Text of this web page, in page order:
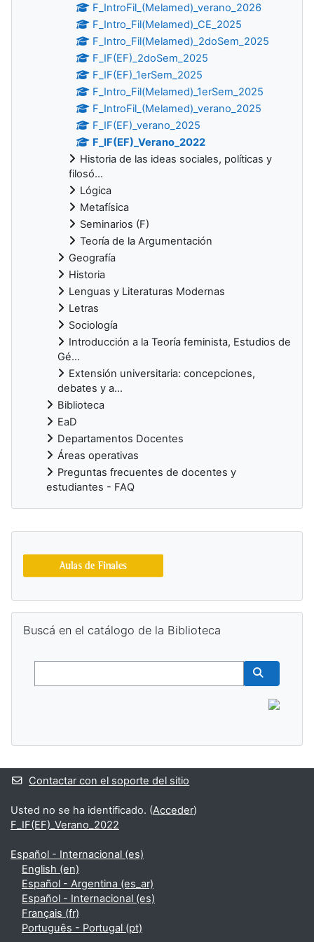
F_IntroFil_(Melamed)_verano_2026
F_Intro_Fil(Melamed)_CE_2025
F_Intro_Fil(Melamed)_2doSem_2025
F_IF(EF)_2doSem_2025
F_IF(EF)_1erSem_2025
F_Intro_Fil(Melamed)_1erSem_2025
F_IntroFil_(Melamed)_verano_2025
F_IF(EF)_verano_2025
F_IF(EF)_Verano_2022
Historia de las ideas sociales, políticas y
filosó...
Lógica
Metafísica
Seminarios (F)
Teoría de la Argumentación
Geografía
Historia
Lenguas y Literaturas Modernas
Letras
Sociología
Introducción a la Teoría feminista, Estudios de
Gé...
Extensión universitaria: concepciones,
debates y a...
Biblioteca
EaD
Departamentos Docentes
Áreas operativas
Preguntas frecuentes de docentes y
estudiantes - FAQ
Bloques suplementarios
Buscá en el catálogo de la Biblioteca
Buscar
Contactar con el soporte del sitio
Usted no se ha identificado. (Acceder)
F_IF(EF)_Verano_2022
Español - Internacional ‎(es)‎
English ‎(en)‎
Español - Argentina ‎(es_ar)‎
Español - Internacional ‎(es)‎
Français ‎(fr)‎
Português - Portugal ‎(pt)‎